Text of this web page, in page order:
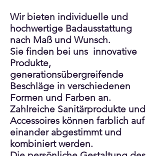
Wir bieten individuelle und
hochwertige Badausstattung
nach Maß und Wunsch.
Sie finden bei uns innovative
Produkte,
generationsübergreifende
Beschläge in verschiedenen
Formen und Farben an.
Zahlreiche Sanitärprodukte und
Accessoires können farblich auf
einander abgestimmt und
kombiniert werden.